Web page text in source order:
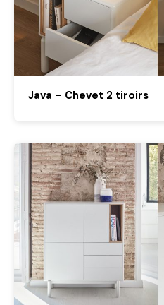
Java – Chevet 2 tiroirs